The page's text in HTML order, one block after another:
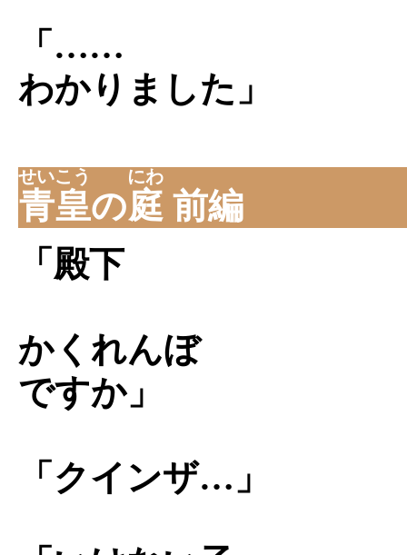
「……
わかりました」
青皇
せいこう
の庭
にわ
前編
「殿下
かくれんぼ
ですか」
「クインザ…」